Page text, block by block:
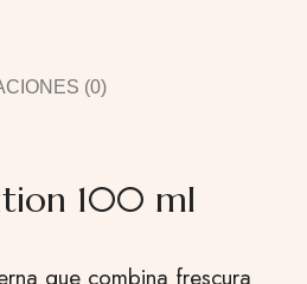
(0)
100 ml
que combina frescura